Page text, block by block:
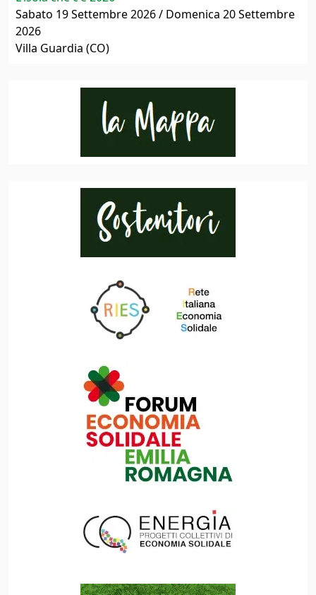
Sabato 19 Settembre 2026 / Domenica 20 Settembre
2026
Villa Guardia (CO)